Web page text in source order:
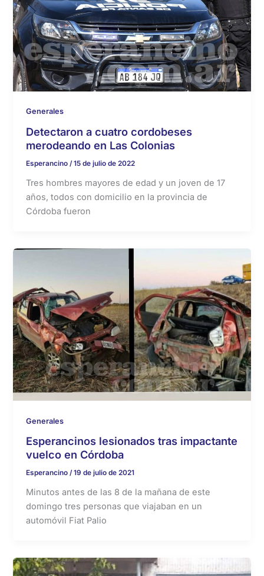
Generales
Detectaron a cuatro cordobeses
merodeando en Las Colonias
Esperancino/15 de julio de 2022
Tres hombres mayores de edad y un joven de 17
años, todos con domicilio en la provincia de
Córdoba fueron
Generales
Esperancinos lesionados tras impactante
vuelco en Córdoba
Esperancino/19 de julio de 2021
Minutos antes de las 8 de la mañana de este
domingo tres personas que viajaban en un
automóvil Fiat Palio